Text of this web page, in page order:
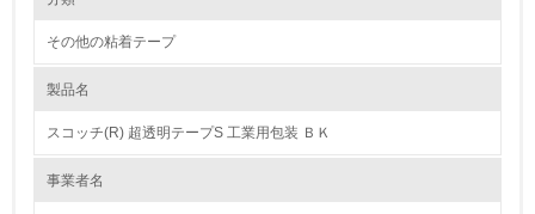
1.環境取り組み体制
その他の粘着テープ
製品名
スコッチ(R) 超透明テープS 工業用包装 ＢＫ
事業者名